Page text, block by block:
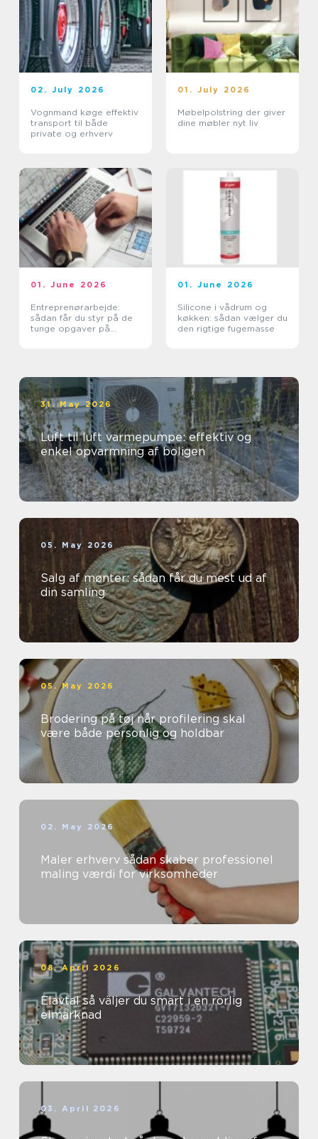
02. July 2026
Vognmand køge effektiv
transport til både
private og erhverv
01. July 2026
Møbelpolstring der giver
dine møbler nyt liv
01. June 2026
Entreprenørarbejde:
sådan får du styr på de
tunge opgaver på
01. June 2026
Silicone i vådrum og
køkken: sådan vælger du
den rigtige fugemasse
31. May 2026
Luft til luft varmepumpe: effektiv og
enkel opvarmning af boligen
05. May 2026
Salg af mønter: sådan får du mest ud af
din samling
05. May 2026
Brodering på tøj når profilering skal
være både personlig og holdbar
02. May 2026
Maler erhverv sådan skaber professionel
maling værdi for virksomheder
08. April 2026
Elavtal så väljer du smart i en rörlig
elmarknad
03. April 2026